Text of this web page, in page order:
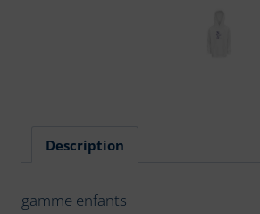
Description
gamme enfants